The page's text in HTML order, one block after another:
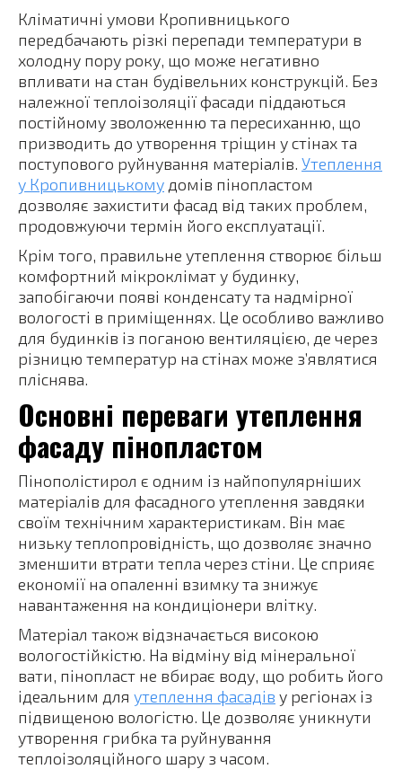
Кліматичні умови Кропивницького
передбачають різкі перепади температури в
холодну пору року, що може негативно
впливати на стан будівельних конструкцій. Без
належної теплоізоляції фасади піддаються
постійному зволоженню та пересиханню, що
призводить до утворення тріщин у стінах та
поступового руйнування матеріалів. Утеплення
у Кропивницькому домів пінопластом
дозволяє захистити фасад від таких проблем,
продовжуючи термін його експлуатації.
Крім того, правильне утеплення створює більш
комфортний мікроклімат у будинку,
запобігаючи появі конденсату та надмірної
вологості в приміщеннях. Це особливо важливо
для будинків із поганою вентиляцією, де через
різницю температур на стінах може з’являтися
пліснява.
Основні переваги утеплення
фасаду пінопластом
Пінополістирол є одним із найпопулярніших
матеріалів для фасадного утеплення завдяки
своїм технічним характеристикам. Він має
низьку теплопровідність, що дозволяє значно
зменшити втрати тепла через стіни. Це сприяє
економії на опаленні взимку та знижує
навантаження на кондиціонери влітку.
Матеріал також відзначається високою
вологостійкістю. На відміну від мінеральної
вати, пінопласт не вбирає воду, що робить його
ідеальним для утеплення фасадів у регіонах із
підвищеною вологістю. Це дозволяє уникнути
утворення грибка та руйнування
теплоізоляційного шару з часом.